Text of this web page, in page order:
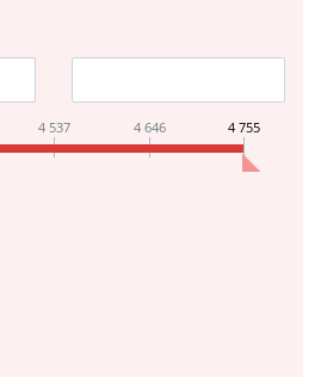
4 537 4 646 4 755